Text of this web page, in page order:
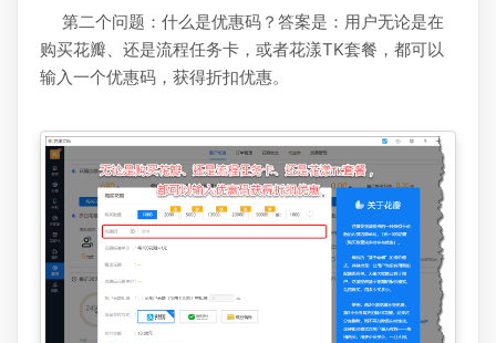
第二个问题：什么是优惠码？答案是：用户无论是在
购买花瓣、还是流程任务卡，或者花漾TK套餐，都可以
输入一个优惠码，获得折扣优惠。